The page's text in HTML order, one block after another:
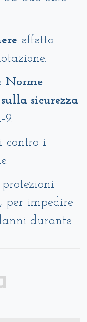
effetto
Norme
sicurezza
9.
contro i
protezioni
per impedire
durante